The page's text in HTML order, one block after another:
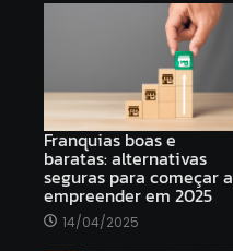
Franquias boas e
baratas: alternativas
seguras para começar a
empreender em 2025
14/04/2025